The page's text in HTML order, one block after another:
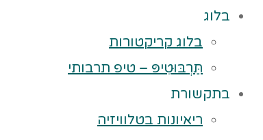
בלוג
בלוג קריקטורות
תַּרְבּוּטִיפּ – טיפ תרבותי
בתקשורת
ריאיונות בטלוויזיה